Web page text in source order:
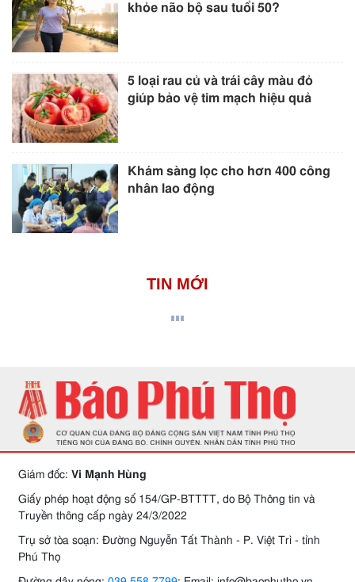
khỏe não bộ sau tuổi 50?
5 loại rau củ và trái cây màu đỏ
giúp bảo vệ tim mạch hiệu quả
Khám sàng lọc cho hơn 400 công
nhân lao động
TIN MỚI
Giám đốc: Vi Mạnh Hùng
Giấy phép hoạt động số 154/GP-BTTTT, do Bộ Thông tin và
Truyền thông cấp ngày 24/3/2022
Trụ sở tòa soạn: Đường Nguyễn Tất Thành - P. Việt Trì - tỉnh
Phú Thọ